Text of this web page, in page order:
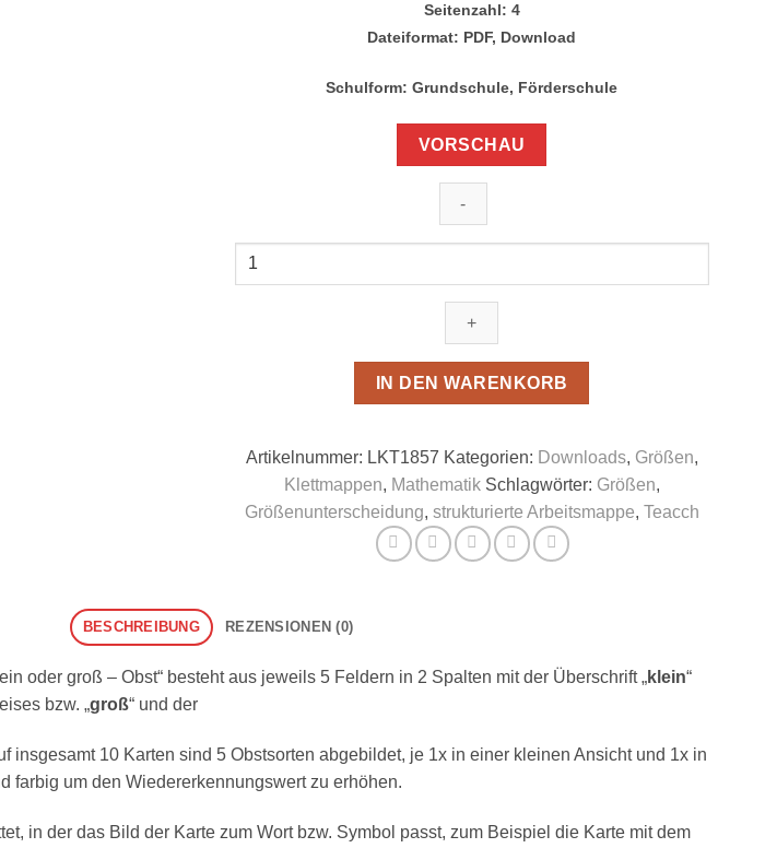
Seitenzahl: 4
Dateiformat: PDF, Download
Schulform: Grundschule, Förderschule
VORSCHAU
klein
IN DEN WARENKORB
Artikelnummer: LKT1857 Kategorien: Downloads, Größen,
Klettmappen, Mathematik Schlagwörter: Größen,
Größenunterscheidung, strukturierte Arbeitsmappe, Teacch
BESCHREIBUNG REZENSIONEN (0)
oder groß – Obst“ besteht aus jeweils 5 Feldern in 2 Spalten mit der Überschrift „klein“
bzw. „groß“ und der
insgesamt 10 Karten sind 5 Obstsorten abgebildet, je 1x in einer kleinen Ansicht und 1x in
farbig um den Wiedererkennungswert zu erhöhen.
in der das Bild der Karte zum Wort bzw. Symbol passt, zum Beispiel die Karte mit dem